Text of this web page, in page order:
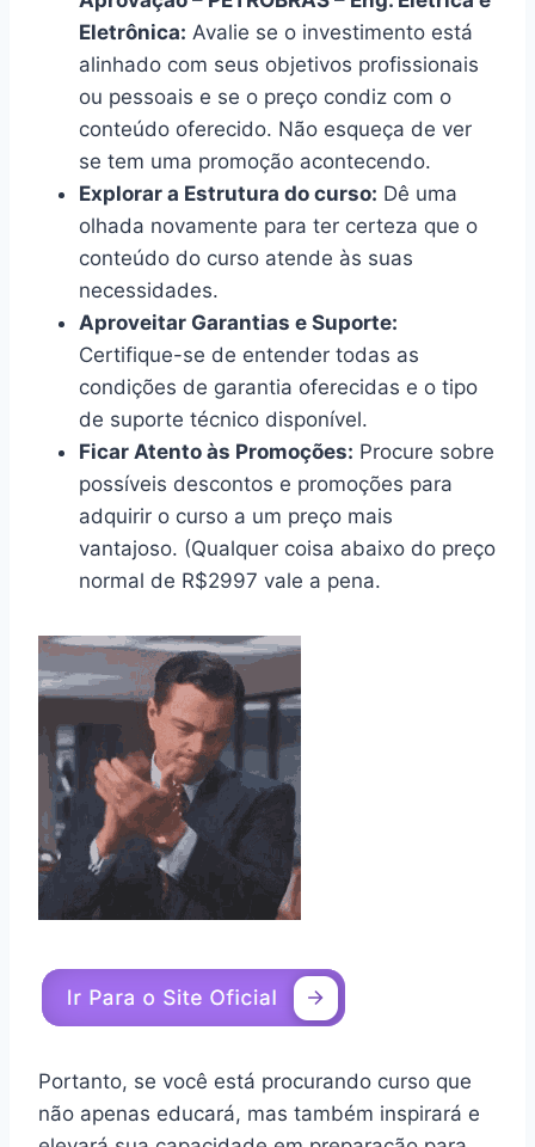
Eletrônica: Avalie se o investimento está
alinhado com seus objetivos profissionais
ou pessoais e se o preço condiz com o
conteúdo oferecido. Não esqueça de ver
se tem uma promoção acontecendo.
Explorar a Estrutura do curso: Dê uma
olhada novamente para ter certeza que o
conteúdo do curso atende às suas
necessidades.
Aproveitar Garantias e Suporte:
Certifique-se de entender todas as
condições de garantia oferecidas e o tipo
de suporte técnico disponível.
Ficar Atento às Promoções: Procure sobre
possíveis descontos e promoções para
adquirir o curso a um preço mais
vantajoso. (Qualquer coisa abaixo do preço
normal de R$2997 vale a pena.
Portanto, se você está procurando curso que
não apenas educará, mas também inspirará e